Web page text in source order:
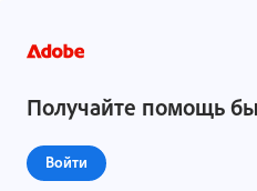
Получайте помощь
Войти